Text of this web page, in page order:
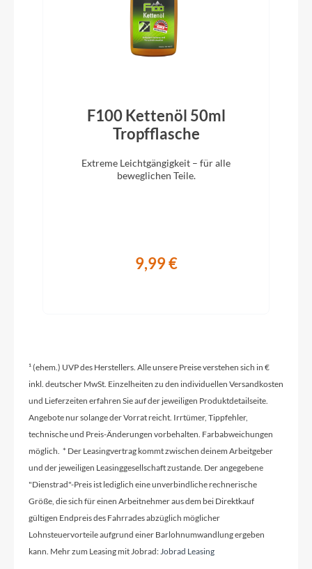
Mini Bell, schwarz
Rahmentyp
Modelljahr
2022
Griffe
Rahmenmaterial
Aluminium
Lenker
Ergotec L Town 31,8 30° Aluminium
Farbe
F100 Kettenöl 50ml
Tropfflasche
Extreme Leichtgängigkeit – für alle
beweglichen Teile.
9,99 €
¹ (ehem.) UVP des Herstellers. Alle unsere Preise verstehen sich in €
inkl. deutscher MwSt. Einzelheiten zu den individuellen Versandkosten
und Lieferzeiten erfahren Sie auf der jeweiligen Produktdetailseite.
Angebote nur solange der Vorrat reicht. Irrtümer, Tippfehler,
technische und Preis-Änderungen vorbehalten. Farbabweichungen
möglich. * Der Leasingvertrag kommt zwischen deinem Arbeitgeber
und der jeweiligen Leasinggesellschaft zustande. Der angegebene
"Dienstrad"-Preis ist lediglich eine unverbindliche rechnerische
Größe, die sich für einen Arbeitnehmer aus dem bei Direktkauf
gültigen Endpreis des Fahrrades abzüglich möglicher
Lohnsteuervorteile aufgrund einer Barlohnumwandlung ergeben
kann. Mehr zum Leasing mit Jobrad:Jobrad Leasing